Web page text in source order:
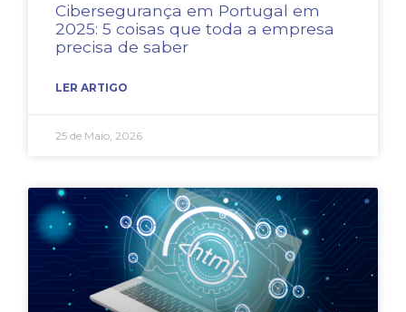
Cibersegurança em Portugal em
2025: 5 coisas que toda a empresa
precisa de saber
LER ARTIGO
25 de Maio, 2026